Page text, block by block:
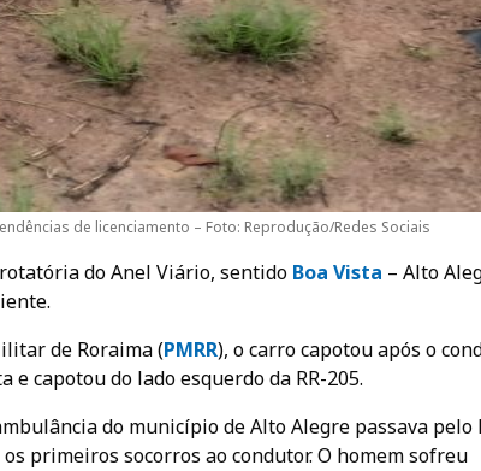
de licenciamento – Foto: Reprodução/Redes Sociais
do Anel Viário, sentido Boa Vista – Alto
de Roraima (PMRR), o carro capotou após o
capotou do lado esquerdo da RR-205.
do município de Alto Alegre passava pelo
primeiros socorros ao condutor. O homem sofreu